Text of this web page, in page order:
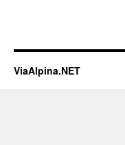
ViaAlpina.NET